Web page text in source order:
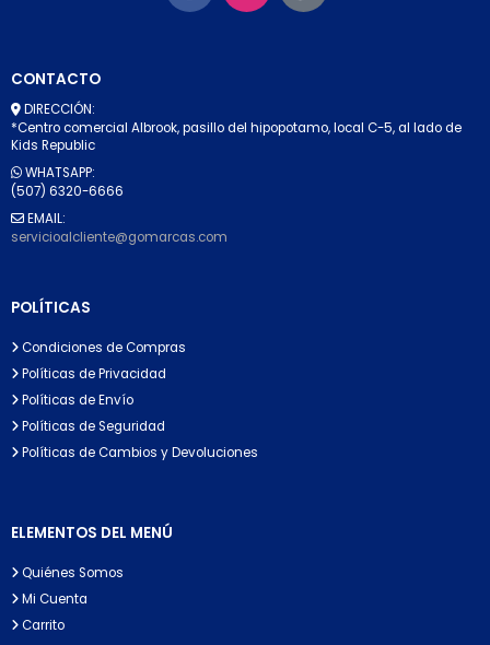
CONTACTO
DIRECCIÓN:
*Centro comercial Albrook, pasillo del hipopotamo, local C-5, al lado de
Kids Republic
WHATSAPP:
(507) 6320-6666
EMAIL:
servicioalcliente@gomarcas.com
POLÍTICAS
Condiciones de Compras
Políticas de Privacidad
Políticas de Envío
Políticas de Seguridad
Políticas de Cambios y Devoluciones
ELEMENTOS DEL MENÚ
Quiénes Somos
Mi Cuenta
Carrito